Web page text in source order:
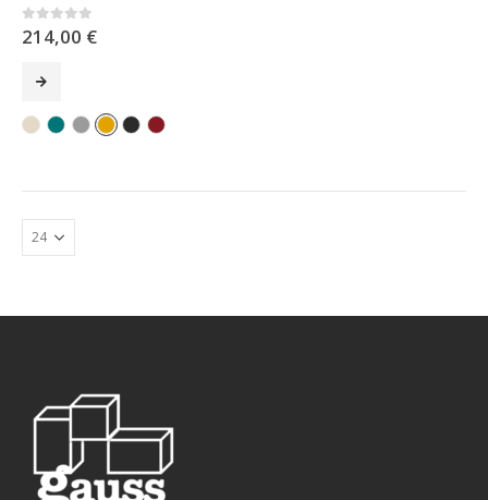
0sur 5
214,00 €